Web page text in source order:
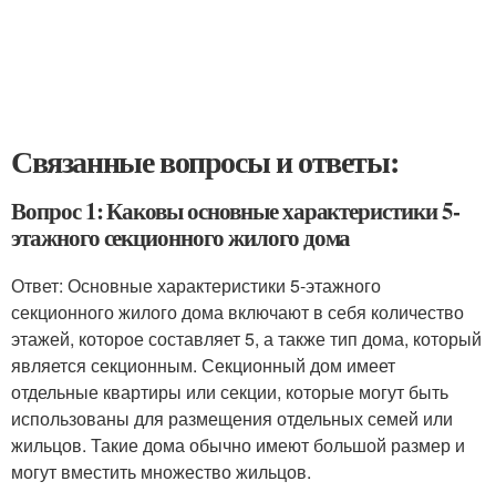
Связанные вопросы и ответы:
Вопрос 1: Каковы основные характеристики 5-
этажного секционного жилого дома
Ответ: Основные характеристики 5-этажного
секционного жилого дома включают в себя количество
этажей, которое составляет 5, а также тип дома, который
является секционным. Секционный дом имеет
отдельные квартиры или секции, которые могут быть
использованы для размещения отдельных семей или
жильцов. Такие дома обычно имеют большой размер и
могут вместить множество жильцов.